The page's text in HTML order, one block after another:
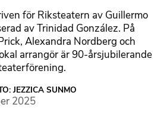
för Riksteatern av Guillermo
av Trinidad González. På
Alexandra Nordberg och
arrangör är 90-årsjubilerande
JEZZICA SUNMO
2025